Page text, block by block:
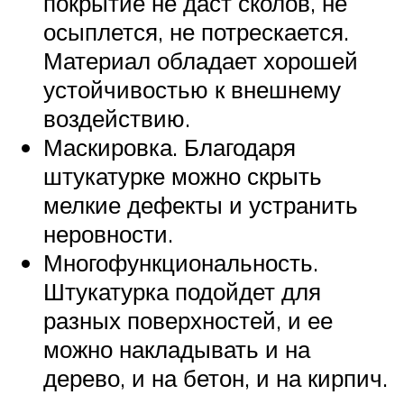
осыплется, не потрескается.
Материал обладает хорошей
устойчивостью к внешнему
воздействию.
Маскировка. Благодаря
штукатурке можно скрыть
мелкие дефекты и устранить
неровности.
Многофункциональность.
Штукатурка подойдет для
разных поверхностей, и ее
можно накладывать и на
дерево, и на бетон, и на кирпич.